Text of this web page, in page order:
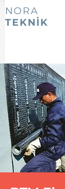
NORA
TEKNİK